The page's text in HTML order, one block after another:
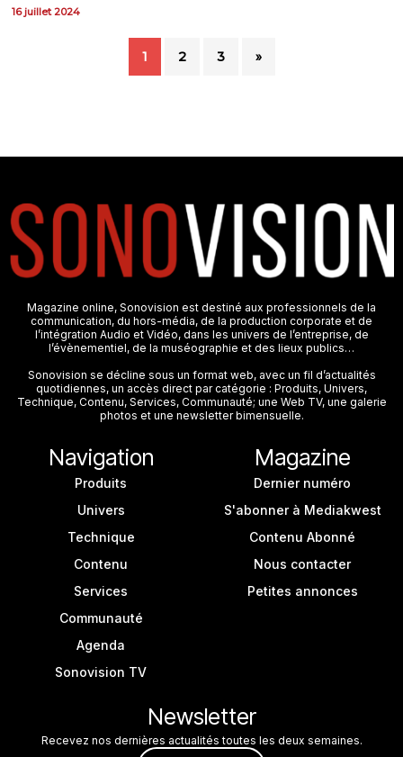
16 juillet 2024
1 2 3 »
Magazine online, Sonovision est destiné aux professionnels de la
communication, du hors-média, de la production corporate et de
l’intégration Audio et Vidéo, dans les univers de l’entreprise, de
l’évènementiel, de la muséographie et des lieux publics…
Sonovision se décline sous un format web, avec un fil d’actualités
quotidiennes, un accès direct par catégorie : Produits, Univers,
Technique, Contenu, Services, Communauté; une Web TV, une galerie
photos et une newsletter bimensuelle.
Navigation
Produits
Univers
Technique
Contenu
Services
Communauté
Agenda
Sonovision TV
Magazine
Dernier numéro
S'abonner à Mediakwest
Contenu Abonné
Nous contacter
Petites annonces
Newsletter
Recevez nos dernières actualités toutes les deux semaines.